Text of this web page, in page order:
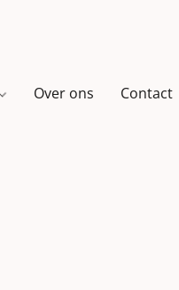
Over ons Contact